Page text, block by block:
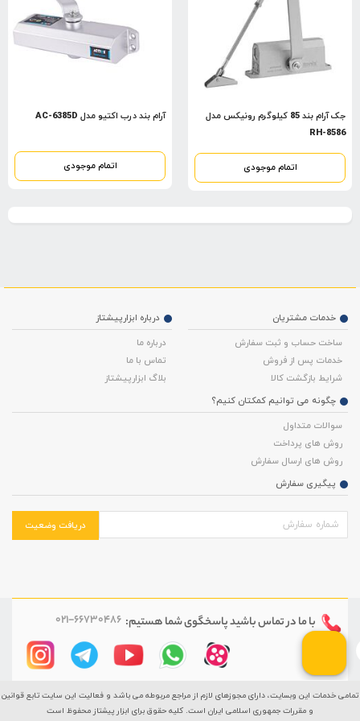
جک آرام بند 85 کیلوگرم رونیکس مدل
RH-8586
اتمام موجودی
آرام بند درب اکتیو مدل AC-6385D
اتمام موجودی
درباره ابزارپیشتاز
درباره ما
تماس با ما
بلاگ ابزارپیشتاز
خدمات مشتریان
ساخت حساب و ثبت سفارش
خدمات پس از فروش
شرایط بازگشت کالا
چگونه می توانیم کمکتان کنیم؟
سوالات متداول
روش های پرداخت
روش های ارسال سفارش
پیگیری سفارش
دریافت وضعیت
با ما در تماس باشیدپاسخگوی شما هستیم: 021-66730486
تمامی خدمات این وبسایت، دارای مجوزهای لازم از مراجع مربوطه می باشد و فعالیت این سایت تابع قوانین
و مقررات جمهوری اسلامی ایران است. کلیه حقوق برای ابزار پیشتاز محفوظ است